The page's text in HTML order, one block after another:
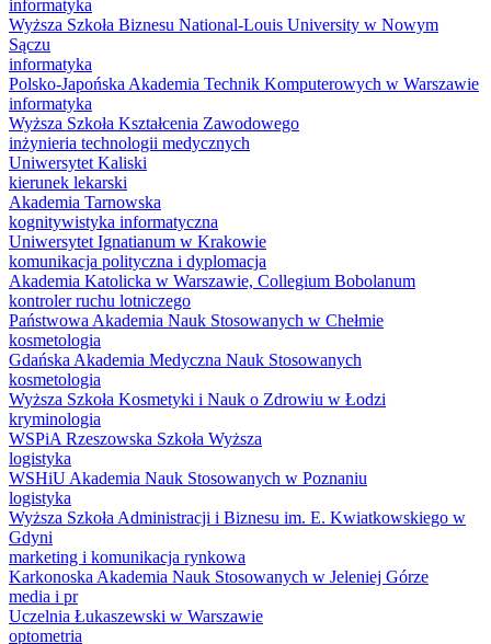
informatyka
Wyższa Szkoła Biznesu National-Louis University w Nowym
Sączu
informatyka
Polsko-Japońska Akademia Technik Komputerowych w Warszawie
informatyka
Wyższa Szkoła Kształcenia Zawodowego
inżynieria technologii medycznych
Uniwersytet Kaliski
kierunek lekarski
Akademia Tarnowska
kognitywistyka informatyczna
Uniwersytet Ignatianum w Krakowie
komunikacja polityczna i dyplomacja
Akademia Katolicka w Warszawie, Collegium Bobolanum
kontroler ruchu lotniczego
Państwowa Akademia Nauk Stosowanych w Chełmie
kosmetologia
Gdańska Akademia Medyczna Nauk Stosowanych
kosmetologia
Wyższa Szkoła Kosmetyki i Nauk o Zdrowiu w Łodzi
kryminologia
WSPiA Rzeszowska Szkoła Wyższa
logistyka
WSHiU Akademia Nauk Stosowanych w Poznaniu
logistyka
Wyższa Szkoła Administracji i Biznesu im. E. Kwiatkowskiego w
Gdyni
marketing i komunikacja rynkowa
Karkonoska Akademia Nauk Stosowanych w Jeleniej Górze
media i pr
Uczelnia Łukaszewski w Warszawie
optometria